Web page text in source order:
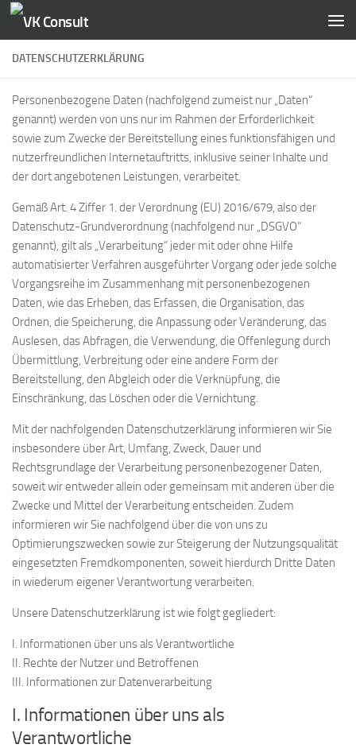
Zum Inhalt springen
DATENSCHUTZERKLÄRUNG
Personenbezogene Daten (nachfolgend zumeist nur „Daten“
genannt) werden von uns nur im Rahmen der Erforderlichkeit
sowie zum Zwecke der Bereitstellung eines funktionsfähigen und
nutzerfreundlichen Internetauftritts, inklusive seiner Inhalte und
der dort angebotenen Leistungen, verarbeitet.
Gemäß Art. 4 Ziffer 1. der Verordnung (EU) 2016/679, also der
Datenschutz-Grundverordnung (nachfolgend nur „DSGVO“
genannt), gilt als „Verarbeitung“ jeder mit oder ohne Hilfe
automatisierter Verfahren ausgeführter Vorgang oder jede solche
Vorgangsreihe im Zusammenhang mit personenbezogenen
Daten, wie das Erheben, das Erfassen, die Organisation, das
Ordnen, die Speicherung, die Anpassung oder Veränderung, das
Auslesen, das Abfragen, die Verwendung, die Offenlegung durch
Übermittlung, Verbreitung oder eine andere Form der
Bereitstellung, den Abgleich oder die Verknüpfung, die
Einschränkung, das Löschen oder die Vernichtung.
Mit der nachfolgenden Datenschutzerklärung informieren wir Sie
insbesondere über Art, Umfang, Zweck, Dauer und
Rechtsgrundlage der Verarbeitung personenbezogener Daten,
soweit wir entweder allein oder gemeinsam mit anderen über die
Zwecke und Mittel der Verarbeitung entscheiden. Zudem
informieren wir Sie nachfolgend über die von uns zu
Optimierungszwecken sowie zur Steigerung der Nutzungsqualität
eingesetzten Fremdkomponenten, soweit hierdurch Dritte Daten
in wiederum eigener Verantwortung verarbeiten.
Unsere Datenschutzerklärung ist wie folgt gegliedert:
I. Informationen über uns als Verantwortliche
II. Rechte der Nutzer und Betroffenen
III. Informationen zur Datenverarbeitung
I. Informationen über uns als
Verantwortliche